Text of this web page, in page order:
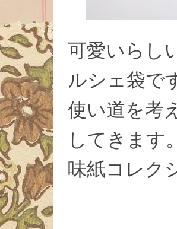
可愛いらし
ルシェ袋で
使い道を考
してきます。
味紙コレク